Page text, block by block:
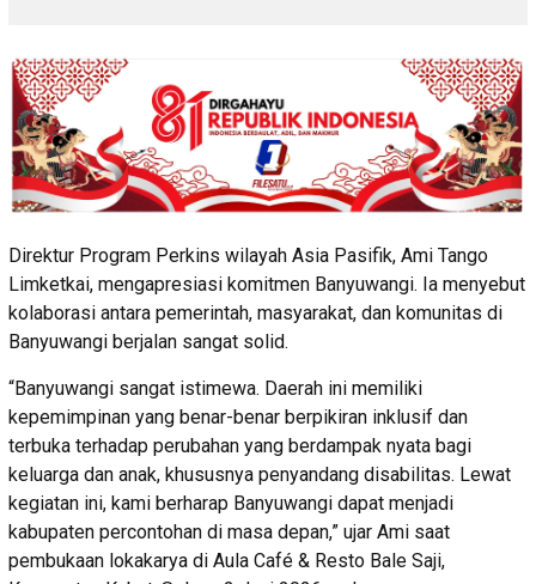
Direktur Program Perkins wilayah Asia Pasifik, Ami Tango
Limketkai, mengapresiasi komitmen Banyuwangi. Ia menyebut
kolaborasi antara pemerintah, masyarakat, dan komunitas di
Banyuwangi berjalan sangat solid.
“Banyuwangi sangat istimewa. Daerah ini memiliki
kepemimpinan yang benar-benar berpikiran inklusif dan
terbuka terhadap perubahan yang berdampak nyata bagi
keluarga dan anak, khususnya penyandang disabilitas. Lewat
kegiatan ini, kami berharap Banyuwangi dapat menjadi
kabupaten percontohan di masa depan,” ujar Ami saat
pembukaan lokakarya di Aula Café & Resto Bale Saji,